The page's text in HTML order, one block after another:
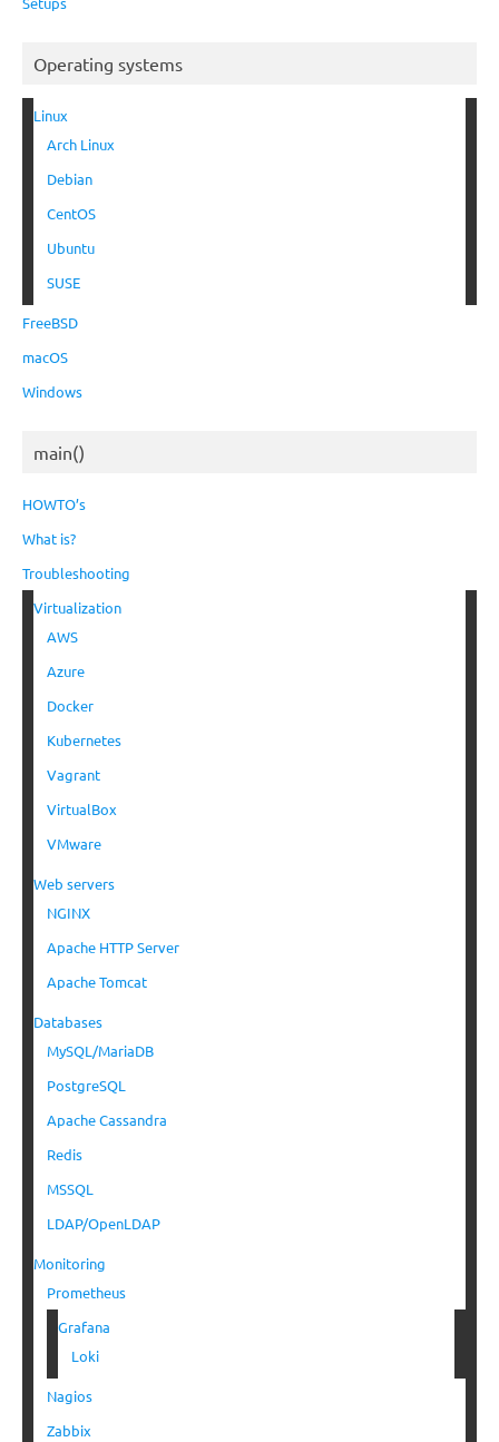
Operating systems
Linux
Arch Linux
Debian
CentOS
Ubuntu
SUSE
FreeBSD
macOS
Windows
main()
HOWTO’s
What is?
Troubleshooting
Virtualization
AWS
Azure
Docker
Kubernetes
Vagrant
VirtualBox
VMware
Web servers
NGINX
Apache HTTP Server
Apache Tomcat
Databases
MySQL/MariaDB
PostgreSQL
Apache Cassandra
Redis
MSSQL
LDAP/OpenLDAP
Monitoring
Prometheus
Grafana
Loki
Nagios
Zabbix